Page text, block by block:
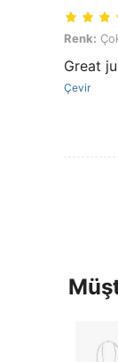
Renk: Çok
Renk:
Great
Çevir